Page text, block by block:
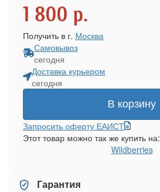
1 800 р.
Получить в г. Москва
Самовывоз
сегодня
Доставка курьером
сегодня
В корзину
Запросить оферту ЕАИСТ
Этот товар можно так же купить на:
Wildberries
Гарантия